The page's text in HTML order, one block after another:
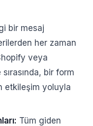
bir mesaj
her zaman
veya
bir form
etkileşim yoluyla
Tüm giden